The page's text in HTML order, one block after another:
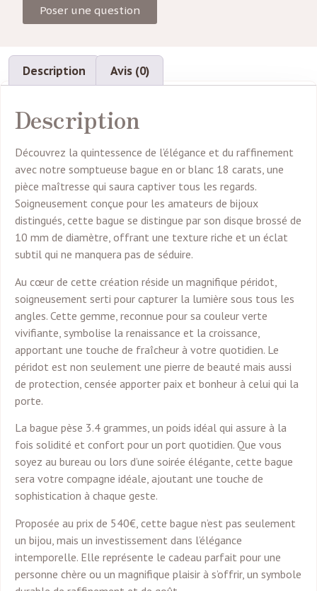
Poser une question
Description Avis (0)
Description
Découvrez la quintessence de l’élégance et du raffinement
avec notre somptueuse bague en or blanc 18 carats, une
pièce maîtresse qui saura captiver tous les regards.
Soigneusement conçue pour les amateurs de bijoux
distingués, cette bague se distingue par son disque brossé de
10 mm de diamètre, offrant une texture riche et un éclat
subtil qui ne manquera pas de séduire.
Au cœur de cette création réside un magnifique péridot,
soigneusement serti pour capturer la lumière sous tous les
angles. Cette gemme, reconnue pour sa couleur verte
vivifiante, symbolise la renaissance et la croissance,
apportant une touche de fraîcheur à votre quotidien. Le
péridot est non seulement une pierre de beauté mais aussi
de protection, censée apporter paix et bonheur à celui qui la
porte.
La bague pèse 3.4 grammes, un poids idéal qui assure à la
fois solidité et confort pour un port quotidien. Que vous
soyez au bureau ou lors d’une soirée élégante, cette bague
sera votre compagne idéale, ajoutant une touche de
sophistication à chaque geste.
Proposée au prix de 540€, cette bague n’est pas seulement
un bijou, mais un investissement dans l’élégance
intemporelle. Elle représente le cadeau parfait pour une
personne chère ou un magnifique plaisir à s’offrir, un symbole